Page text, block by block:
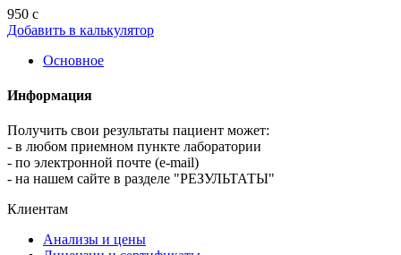
950 с
Добавить в калькулятор
Основное
Информация
Получить свои результаты пациент может:
- в любом приемном пункте лаборатории
- по электронной почте (e-mail)
- на нашем сайте в разделе "РЕЗУЛЬТАТЫ"
Клиентам
Анализы и цены